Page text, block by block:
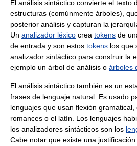
El análisis sintáctico convierte el texto
estructuras (comúnmente árboles),
posterior análisis y capturan la
Un analizador léxico crea tokens de
de entrada y son estos tokens los que
analizador sintáctico para construir la
ejemplo un árbol de análisis o árboles
El análisis sintáctico también es un
frases de lenguaje natural. Es usado
lenguajes que usan flexión
romances o el latín. Los lenguajes
los analizadores sintácticos son los
Cabe notar que existe una